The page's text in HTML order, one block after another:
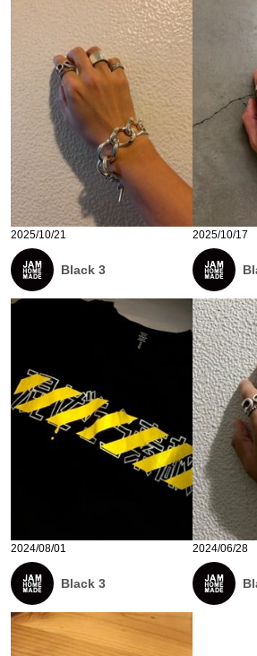
2025/10/21
Black 3
2025/10/17
2024/08/01
Black 3
2024/06/28